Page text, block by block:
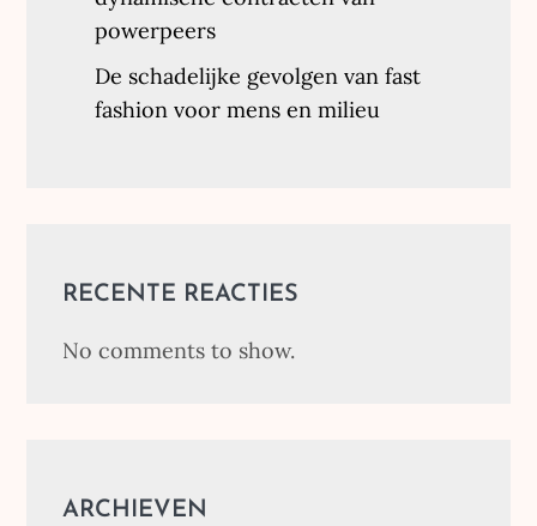
powerpeers
De schadelijke gevolgen van fast
fashion voor mens en milieu
RECENTE REACTIES
No comments to show.
ARCHIEVEN